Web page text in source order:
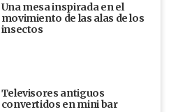
Una mesa inspirada en el
movimiento de las alas de los
insectos
Televisores antiguos
convertidos en mini bar